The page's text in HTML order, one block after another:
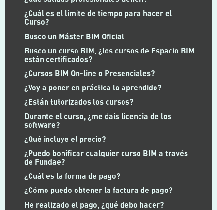
¿Cuál es el límite de tiempo para hacer el
Curso?
Busco un Máster BIM Oficial
Busco un curso BIM, ¿los cursos de Espacio BIM
están certificados?
¿Cursos BIM On-line o Presenciales?
¿Voy a poner en práctica lo aprendido?
¿Están tutorizados los cursos?
Durante el curso, ¿me dais licencia de los
software?
¿Qué incluye el precio?
¿Puedo bonificar cualquier curso BIM a través
de Fundae?
¿Cuál es la forma de pago?
¿Cómo puedo obtener la factura de pago?
He realizado el pago, ¿qué debo hacer?